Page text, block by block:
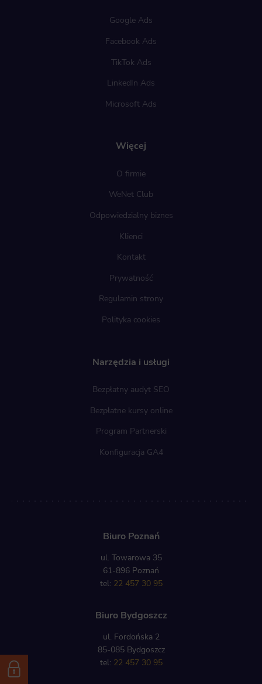
Więcej
O firmie
WeNet Club
Odpowiedzialny biznes
Klienci
Kontakt
Prywatność
Regulamin strony
Polityka cookies
Narzędzia i usługi
Bezpłatny audyt SEO
Bezpłatne kursy online
Program Partnerski
Konfiguracja GA4
Google Ads
Facebook Ads
TikTok Ads
LinkedIn Ads
Microsoft Ads
Biuro Poznań
ul. Towarowa 35
61-896 Poznań
tel: 22 457 30 95
Biuro Bydgoszcz
ul. Fordońska 2
85-085 Bydgoszcz
tel: 22 457 30 95